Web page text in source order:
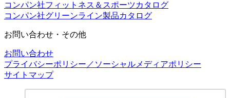
コンパン社フィットネス＆スポーツカタログ
コンパン社グリーンライン製品カタログ
お問い合わせ・その他
お問い合わせ
プライバシーポリシー／ソーシャルメディアポリシー
サイトマップ